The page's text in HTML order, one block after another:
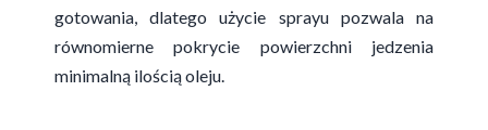
gotowania, dlatego użycie sprayu pozwala na
równomierne pokrycie powierzchni jedzenia
minimalną ilością oleju.